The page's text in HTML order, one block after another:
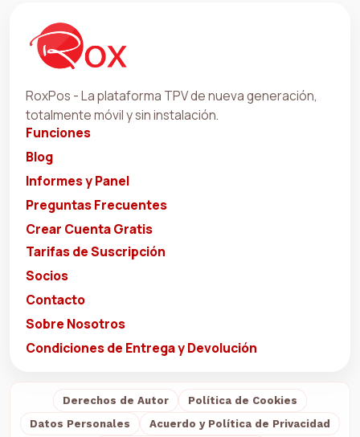
RoxPos - La plataforma TPV de nueva generación,
totalmente móvil y sin instalación.
Funciones
Blog
Informes y Panel
Preguntas Frecuentes
Crear Cuenta Gratis
Tarifas de Suscripción
Socios
Contacto
Sobre Nosotros
Condiciones de Entrega y Devolución
Derechos de Autor
Política de Cookies
Datos Personales
Acuerdo y Política de Privacidad